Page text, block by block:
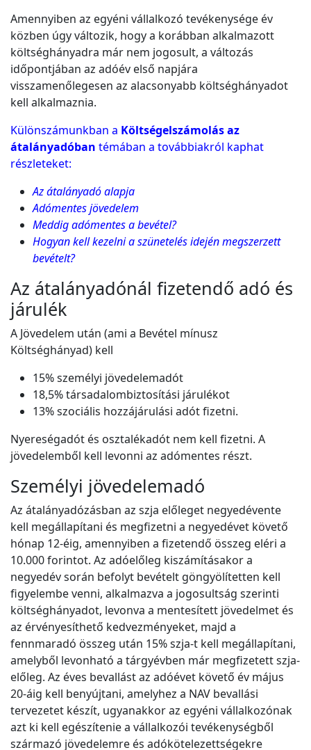
Amennyiben az egyéni vállalkozó tevékenysége év
közben úgy változik, hogy a korábban alkalmazott
költséghányadra már nem jogosult, a változás
időpontjában az adóév első napjára
visszamenőlegesen az alacsonyabb költséghányadot
kell alkalmaznia.
Különszámunkban a Költségelszámolás az
átalányadóban témában a továbbiakról kaphat
részleteket:
Az átalányadó alapja
Adómentes jövedelem
Meddig adómentes a bevétel?
Hogyan kell kezelni a szünetelés idején megszerzett
bevételt?
Az átalányadónál fizetendő adó és
járulék
A Jövedelem után (ami a Bevétel mínusz
Költséghányad) kell
15% személyi jövedelemadót
18,5% társadalombiztosítási járulékot
13% szociális hozzájárulási adót fizetni.
Nyereségadót és osztalékadót nem kell fizetni. A
jövedelemből kell levonni az adómentes részt.
Személyi jövedelemadó
Az átalányadózásban az szja előleget negyedévente
kell megállapítani és megfizetni a negyedévet követő
hónap 12-éig, amennyiben a fizetendő összeg eléri a
10.000 forintot. Az adóelőleg kiszámításakor a
negyedév során befolyt bevételt göngyölítetten kell
figyelembe venni, alkalmazva a jogosultság szerinti
költséghányadot, levonva a mentesített jövedelmet és
az érvényesíthető kedvezményeket, majd a
fennmaradó összeg után 15% szja-t kell megállapítani,
amelyből levonható a tárgyévben már megfizetett szja-
előleg. Az éves bevallást az adóévet követő év május
20-áig kell benyújtani, amelyhez a NAV bevallási
tervezetet készít, ugyanakkor az egyéni vállalkozónak
azt ki kell egészítenie a vállalkozói tevékenységből
származó jövedelemre és adókötelezettségekre